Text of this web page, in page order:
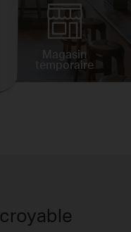
Magasin
temporaire